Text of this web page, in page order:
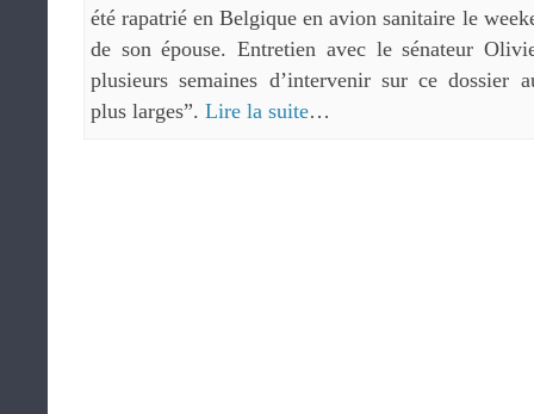
été rapatrié en Belgique en avion sanitaire le
de son épouse. Entretien avec le sénateur
plusieurs semaines d’intervenir sur ce dossier
plus larges”. Lire la suite…